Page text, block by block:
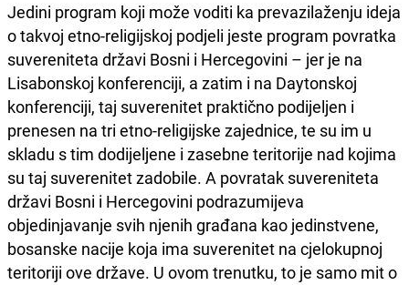
Jedini program koji može voditi ka prevazilaženju ideja
o takvoj etno-religijskoj podjeli jeste program povratka
suvereniteta državi Bosni i Hercegovini – jer je na
Lisabonskoj konferenciji, a zatim i na Daytonskoj
konferenciji, taj suverenitet praktično podijeljen i
prenesen na tri etno-religijske zajednice, te su im u
skladu s tim dodijeljene i zasebne teritorije nad kojima
su taj suverenitet zadobile. A povratak suvereniteta
državi Bosni i Hercegovini podrazumijeva
objedinjavanje svih njenih građana kao jedinstvene,
bosanske nacije koja ima suverenitet na cjelokupnoj
teritoriji ove države. U ovom trenutku, to je samo mit o